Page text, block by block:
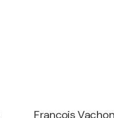
François